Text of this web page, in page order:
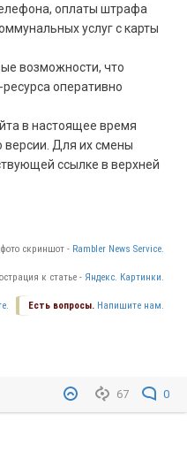
оплаты штрафа
услуг с карты
возможности, что
оперативно
в настоящее время
версии. Для их смены
ссылке в верхней
скриншот - Rambler News Service.
к статье - Яндекс. Картинки.
Есть вопросы. Напишите нам.
67 0